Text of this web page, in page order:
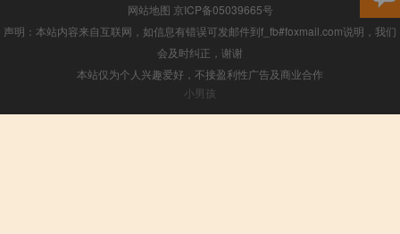
网站地图 京ICP备05039665号
声明：本站内容来自互联网，如信息有错误可发邮件到f_fb#foxmail.com说明，我们
会及时纠正，谢谢
本站仅为个人兴趣爱好，不接盈利性广告及商业合作
小男孩